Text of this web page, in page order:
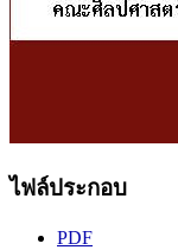
ไฟล์ประกอบ
PDF